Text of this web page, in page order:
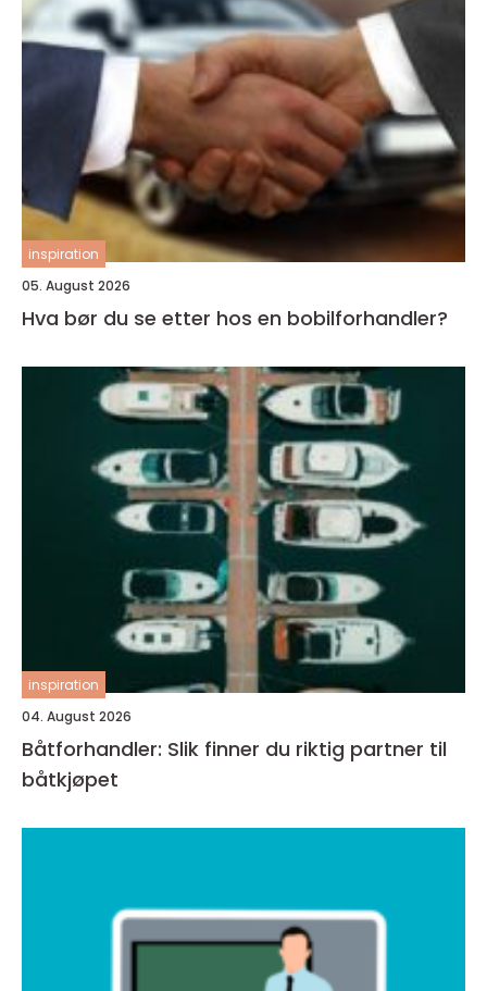
inspiration
05. August 2026
Hva bør du se etter hos en bobilforhandler?
inspiration
04. August 2026
Båtforhandler: Slik finner du riktig partner til
båtkjøpet